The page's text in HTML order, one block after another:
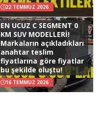
22 TEMMUZ 2026
EN UCUZ C SEGMENT 0
KM SUV MODELLERİ!
Markaların açıkladıkları
anahtar teslim
fiyatlarına göre fiyatlar
bu şekilde oluştu!
16 TEMMUZ 2026